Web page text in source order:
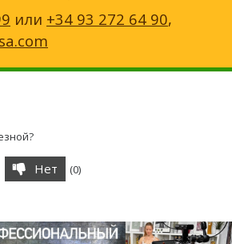
или +34 93 272 64 90,
Нет (0)